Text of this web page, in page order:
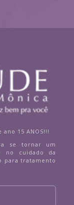
15 ANOS!!!
se tornar um
no cuidado da
para tratamento